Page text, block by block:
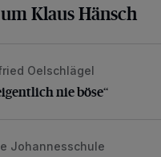
Klaus Hänsch
nie böse“
Oelschlägel
nie böse“
gehen
Johannesschule